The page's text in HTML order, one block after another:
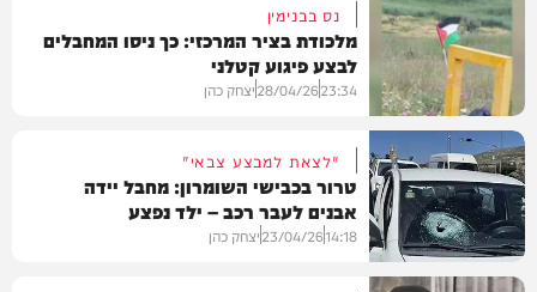
חדשות
נס בבנימין
מלכודת בציר המרכזי: כך ניסו המחבלים
לבצע פיגוע קטלני
23:34
28/04/26יצחק כהן
"לצאת למבצע צבאי"
טרור בכבישי השומרון: מחבל יידה
אבנים לעבר רכב – ילד נפצע
14:18
23/04/26יצחק כהן